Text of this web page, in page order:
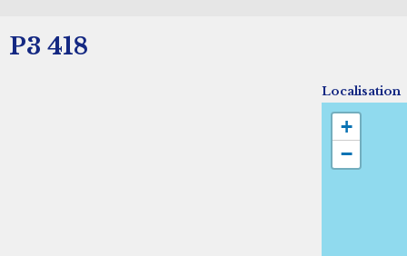
d'Ariane
P3 418
Localisation
+
−